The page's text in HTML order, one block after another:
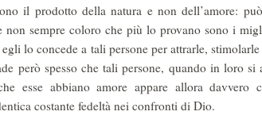
il prodotto della natura e non dell’amore:
non sempre coloro che più lo provano sono i
lo concede a tali persone per attrarle,
però spesso che tali persone, quando in loro si
esse abbiano amore appare allora davvero
costante fedeltà nei confronti di Dio.